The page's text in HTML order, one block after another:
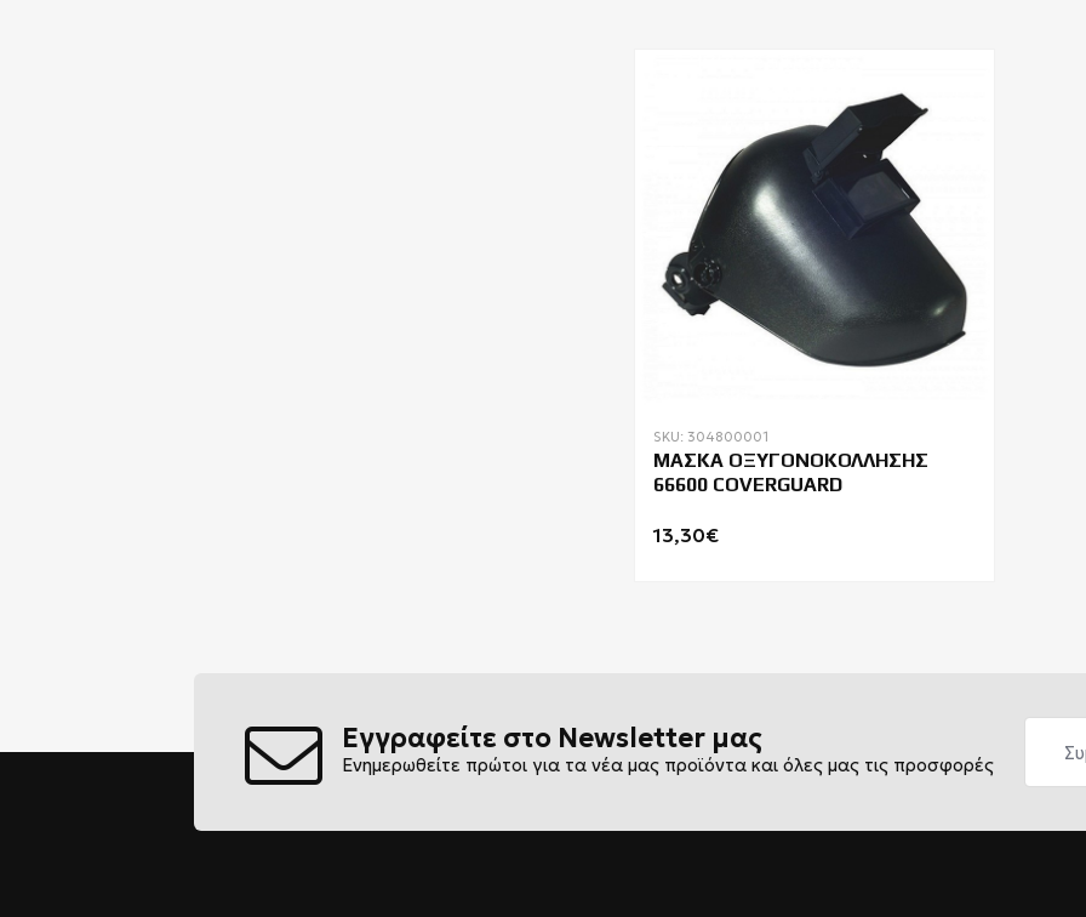
SKU: 304800001
ΜΑΣΚΑ ΟΞΥΓΟΝΟΚΟΛΛΗΣΗΣ
66600 COVERGUARD
13,30€
Εγγραφείτε στο Newsletter μας
Ενημερωθείτε πρώτοι για τα νέα μας προϊόντα και όλες μας τις προσφορές